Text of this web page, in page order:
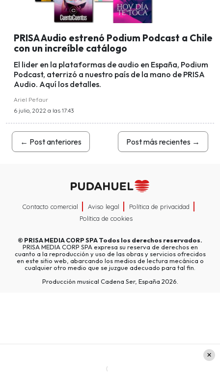
PRISA Audio estrenó Podium Podcast a Chile
con un increíble catálogo
El lider en la plataformas de audio en España, Podium
Podcast, aterrizó a nuestro país de la mano de PRISA
Audio. Aquí los detalles.
Ariel Pefaur
6 julio, 2022 a las 17:43
← Post anteriores Post más recientes →
Contacto comercial Aviso legal
Política de privacidad
Política de cookies
© PRISA MEDIA CORP SPATodos los derechos reservados.
PRISA MEDIA CORP SPA expresa su reserva de derechos en
cuanto a la reproducción y uso de las obras y servicios ofrecidos
en este sitio web, abarcando los medios de lectura mecánica o
cualquier otro medio que se juzgue adecuado para tal fin.
Producción musical Cadena Ser, España 2026.